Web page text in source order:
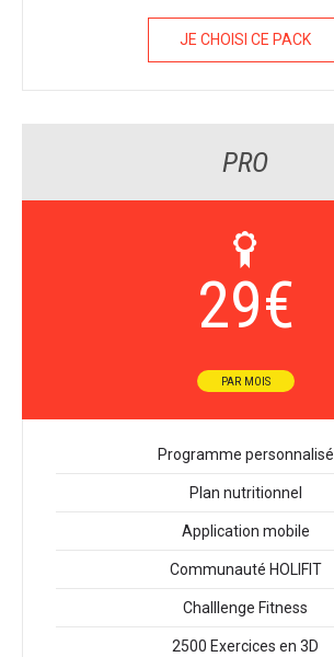
JE CHOISI CE PACK
PRO
29€
PAR MOIS
Programme personnalisé
Plan nutritionnel
Application mobile
Communauté HOLIFIT
Challlenge Fitness
2500 Exercices en 3D